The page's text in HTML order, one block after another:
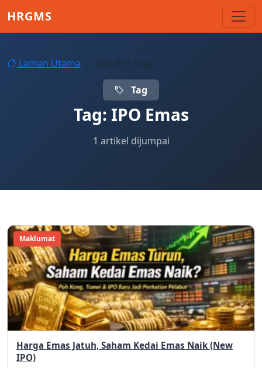
HRGMS
Laman Utama Tag: IPO Emas
Tag
Tag: IPO Emas
1 artikel dijumpai
Maklumat
Harga Emas Jatuh, Saham Kedai Emas Naik (New
IPO)